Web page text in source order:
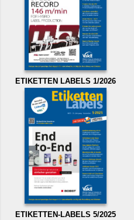
ETIKETTEN LABELS 1/2026
ETIKETTEN-LABELS 5/2025